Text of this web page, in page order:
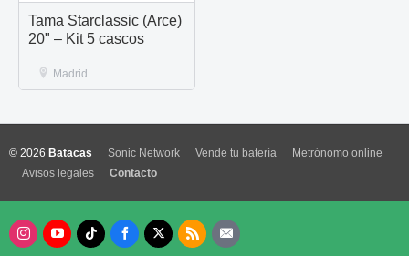
Tama Starclassic (Arce)
20" – Kit 5 cascos
Madrid
© 2026 Batacas Sonic Network Vende tu batería
Metrónomo online
Avisos legales
Contacto